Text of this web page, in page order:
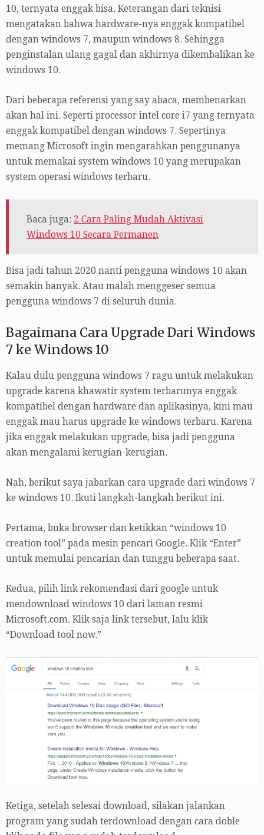
10, ternyata enggak bisa. Keterangan dari teknisi
mengatakan bahwa hardware-nya enggak kompatibel
dengan windows 7, maupun windows 8. Sehingga
penginstalan ulang gagal dan akhirnya dikembalikan ke
windows 10.
Dari beberapa referensi yang say abaca, membenarkan
akan hal ini. Seperti processor intel core i7 yang ternyata
enggak kompatibel dengan windows 7. Sepertinya
memang Microsoft ingin mengarahkan penggunanya
untuk memakai system windows 10 yang merupakan
system operasi windows terbaru.
Baca juga: 2 Cara Paling Mudah Aktivasi
Windows 10 Secara Permanen
Bisa jadi tahun 2020 nanti pengguna windows 10 akan
semakin banyak. Atau malah menggeser semua
pengguna windows 7 di seluruh dunia.
Bagaimana Cara Upgrade Dari Windows
7 ke Windows 10
Kalau dulu pengguna windows 7 ragu untuk melakukan
upgrade karena khawatir system terbarunya enggak
kompatibel dengan hardware dan aplikasinya, kini mau
enggak mau harus upgrade ke windows terbaru. Karena
jika enggak melakukan upgrade, bisa jadi pengguna
akan mengalami kerugian-kerugian.
Nah, berikut saya jabarkan cara upgrade dari windows 7
ke windows 10. Ikuti langkah-langkah berikut ini.
Pertama, buka browser dan ketikkan “windows 10
creation tool” pada mesin pencari Google. Klik “Enter”
untuk memulai pencarian dan tunggu beberapa saat.
Kedua, pilih link rekomendasi dari google untuk
mendownload windows 10 dari laman resmi
Microsoft.com. Klik saja link tersebut, lalu klik
“Download tool now.”
Ketiga, setelah selesai download, silakan jalankan
program yang sudah terdownload dengan cara doble